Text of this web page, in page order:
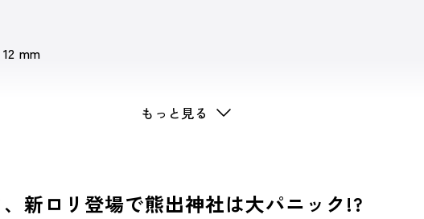
mm
もっと見る
新ロリ登場で熊出神社は大パニック!?